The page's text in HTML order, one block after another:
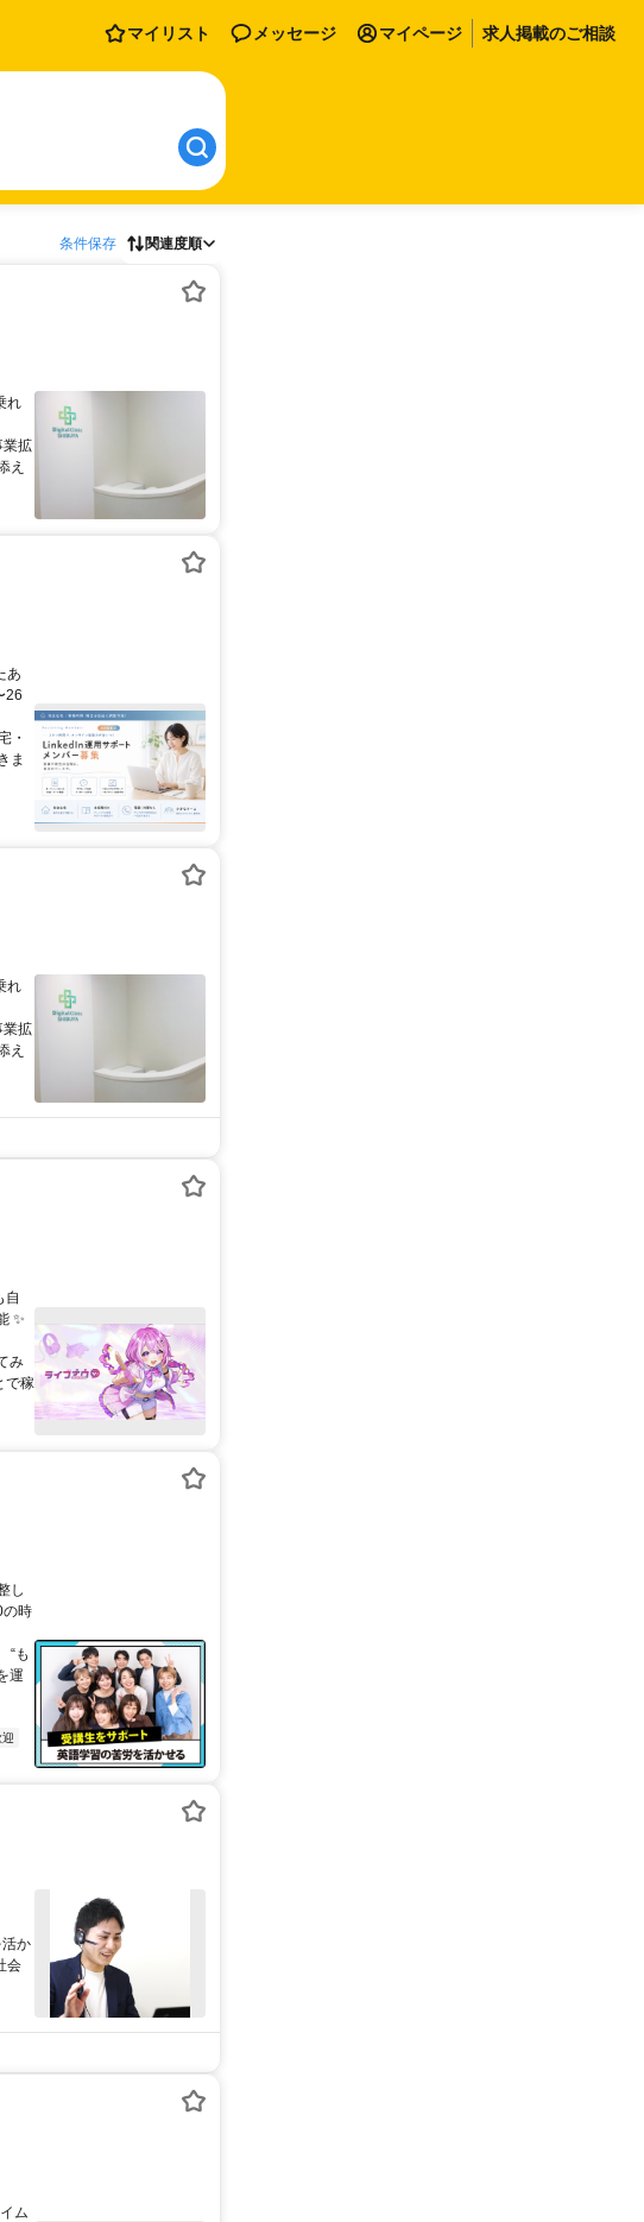
マイリスト メッセージ マイページ 求人掲載のご相談
条件保存 関連度順
れ
業拡
え
あ
26
・
ま
れ
業拡
え
自
✨
み
で稼
し
の時
“も
運
か
会
ム